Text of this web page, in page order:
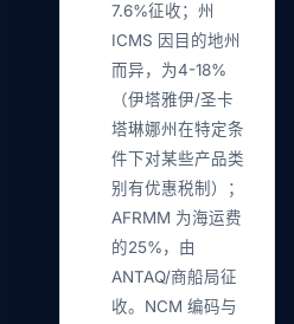
7.6%征收；州
ICMS 因目的地州
而异，为4-18%
（伊塔雅伊/圣卡
塔琳娜州在特定条
件下对某些产品类
别有优惠税制）；
AFRMM 为海运费
的25%，由
ANTAQ/商船局征
收。NCM 编码与